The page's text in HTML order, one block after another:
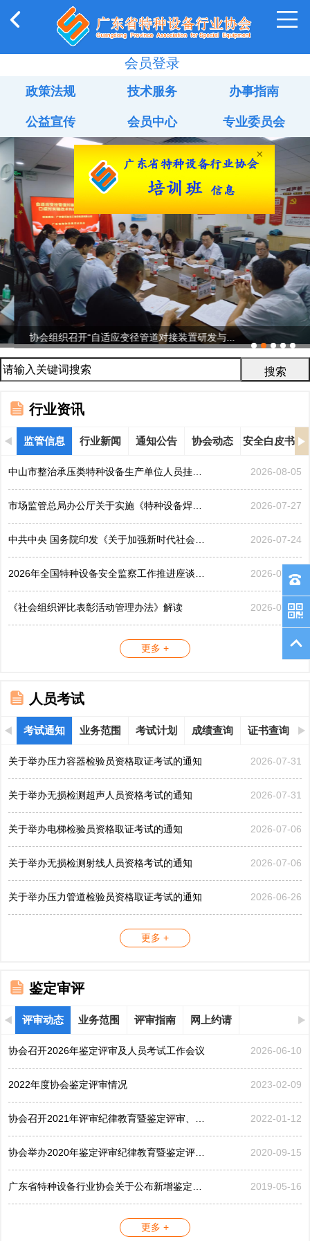
会员登录
政策法规 技术服务 办事指南
公益宣传 会员中心 专业委员会
协会组织召开“自适应变径管道对接装置研发与...
行业资讯
监管信息 行业新闻 通知公告 协会动态 安全白皮书
中山市整治承压类特种设备生产单位人员挂靠、临时凑岗、... 2026-08-05
市场监管总局办公厅关于实施《特种设备焊接操作人员考核... 2026-07-27
中共中央 国务院印发《关于加强新时代社会工作的意见》 2026-07-24
2026年全国特种设备安全监察工作推进座谈会在黑龙江哈... 2026-07-21
《社会组织评比表彰活动管理办法》解读 2026-07-17
更多 +
人员考试
考试通知 业务范围 考试计划 成绩查询 证书查询
关于举办压力容器检验员资格取证考试的通知 2026-07-31
关于举办无损检测超声人员资格考试的通知 2026-07-31
关于举办电梯检验员资格取证考试的通知 2026-07-06
关于举办无损检测射线人员资格考试的通知 2026-07-06
关于举办压力管道检验员资格取证考试的通知 2026-06-26
更多 +
鉴定审评
评审动态 业务范围 评审指南 网上约请
协会召开2026年鉴定评审及人员考试工作会议 2026-06-10
2022年度协会鉴定评审情况 2023-02-09
协会召开2021年评审纪律教育暨鉴定评审、考评工作会议 2022-01-12
协会举办2020年鉴定评审纪律教育暨鉴定评审工作会议 2020-09-15
广东省特种设备行业协会关于公布新增鉴定评审员的公告... 2019-05-16
更多 +
×